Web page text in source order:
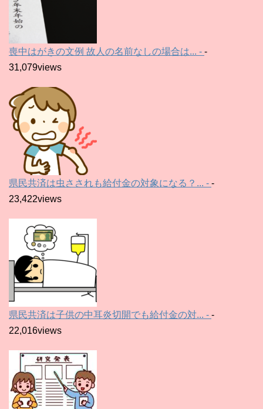
喪中はがきの文例 故人の名前なしの場合は... - -
31,079views
県民共済は虫さされも給付金の対象になる？... - -
23,422views
県民共済は子供の中耳炎切開でも給付金の対... - -
22,016views